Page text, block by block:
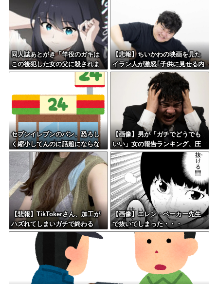
同人誌あとがき「竿役のガキは
この後犯した女の父に殺されま
す」
【悲報】ちいかわの映画を見た
イラン人が激怒｢子供に見せる内
容じゃない｡悪影響は計り知れな
い｣←これw w w w w w w w w
セブンイレブンのパン、恐ろし
く縮小してんのに話題にならな
い
【画像】男が「ガチでどうでも
いい」女の報告ランキング、圧
倒的第１位と言えば『コレ』w w
w w w w w w w w
【悲報】TikTokerさん、加工が
ハズれてしまいガチで終わる
【画像】エレン・ベーカー先生
で抜いてしまった・・・